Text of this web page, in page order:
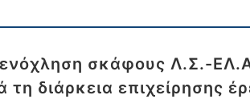
σκάφους Λ.Σ.-
τη διάρκεια επιχείρησης